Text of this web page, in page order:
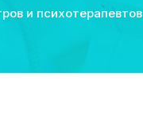
и психотерапевтов